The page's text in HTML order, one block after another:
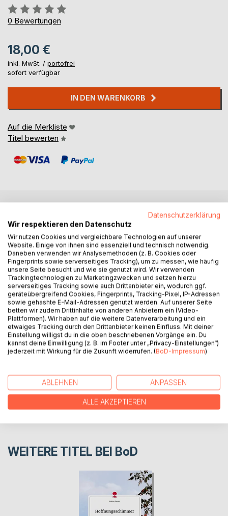
Bewertung::
0%
0 Bewertungen
18,00 €
inkl. MwSt. / portofrei
sofort verfügbar
IN DEN WARENKORB
Auf die Merkliste
Titel bewerten
Der Täter, den man sich ganz anders vorgestellt hat. Tina,
die im verbotenen Netzbett eingesperrt wird. Johannes,
der nicht vom Alkohol loskommt. Sammy und Melanie, die
mit der WEGA Bekanntschaft machen. Ihre und die
Geschichten ausgewählter anderer haben mein
Berufsleben geprägt.
AUTOR/IN
PRESSESTIMMEN
REZENSIONEN
WEITERE TITEL BEI BoD
Datenschutzerklärung
Wir respektieren den Datenschutz
Wir nutzen Cookies und vergleichbare Technologien auf unserer
Website. Einige von ihnen sind essenziell und technisch notwendig.
Daneben verwenden wir Analysemethoden (z. B. Cookies oder
Fingerprints sowie serverseitiges Tracking), um zu messen, wie häufig
unsere Seite besucht und wie sie genutzt wird. Wir verwenden
Trackingtechnologien zu Marketingzwecken und setzen hierzu
serverseitiges Tracking sowie auch Drittanbieter ein, wodurch ggf.
geräteübergreifend Cookies, Fingerprints, Tracking-Pixel, IP-Adressen
sowie gehashte E-Mail-Adressen genutzt werden. Auf unserer Seite
betten wir zudem Drittinhalte von anderen Anbietern ein (Video-
Plattformen). Wir haben auf die weitere Datenverarbeitung und ein
etwaiges Tracking durch den Drittanbieter keinen Einfluss. Mit deiner
Einstellung willigst du in die oben beschriebenen Vorgänge ein. Du
kannst deine Einwilligung (z. B. im Footer unter „Privacy-Einstellungen“)
jederzeit mit Wirkung für die Zukunft widerrufen. (BoD-Impressum)
ABLEHNEN ANPASSEN
ALLE AKZEPTIEREN